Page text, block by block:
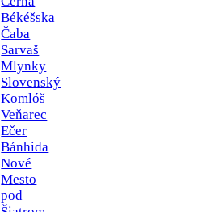
Békéšska
Čaba
Sarvaš
Mlynky
Slovenský
Komlóš
Veňarec
Ečer
Bánhida
Nové
Mesto
pod